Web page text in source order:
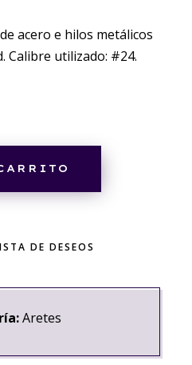
acero e hilos metálicos
Calibre utilizado: #24.
DE DESEOS
Aretes